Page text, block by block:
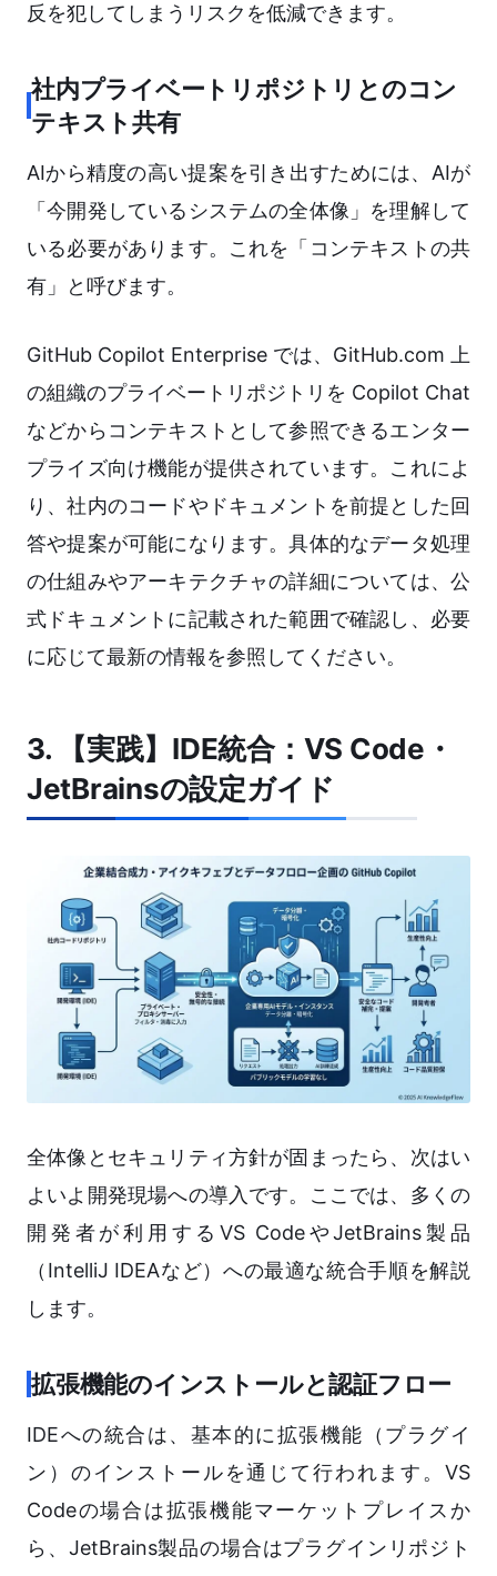
反を犯してしまうリスクを低減できます。
社内プライベートリポジトリとのコン
テキスト共有
AIから精度の高い提案を引き出すためには、AIが
「今開発しているシステムの全体像」を理解して
いる必要があります。これを「コンテキストの共
有」と呼びます。
GitHub Copilot Enterprise では、GitHub.com 上
の組織のプライベートリポジトリを Copilot Chat
などからコンテキストとして参照できるエンター
プライズ向け機能が提供されています。これによ
り、社内のコードやドキュメントを前提とした回
答や提案が可能になります。具体的なデータ処理
の仕組みやアーキテクチャの詳細については、公
式ドキュメントに記載された範囲で確認し、必要
に応じて最新の情報を参照してください。
3. 【実践】IDE統合：VS Code・
JetBrainsの設定ガイド
全体像とセキュリティ方針が固まったら、次はい
よいよ開発現場への導入です。ここでは、多くの
開発者が利用するVS CodeやJetBrains製品
（IntelliJ IDEAなど）への最適な統合手順を解説
します。
拡張機能のインストールと認証フロー
IDEへの統合は、基本的に拡張機能（プラグイ
ン）のインストールを通じて行われます。VS
Codeの場合は拡張機能マーケットプレイスか
ら、JetBrains製品の場合はプラグインリポジト